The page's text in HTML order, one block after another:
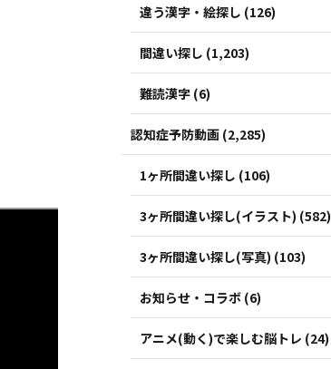
違う漢字・絵探し (126)
間違い探し (1,203)
難読漢字 (6)
認知症予防動画 (2,285)
1ヶ所間違い探し (106)
3ヶ所間違い探し(イラスト) (582)
3ヶ所間違い探し(写真) (103)
お知らせ・コラボ (6)
アニメ(動く)で楽しむ脳トレ (24)